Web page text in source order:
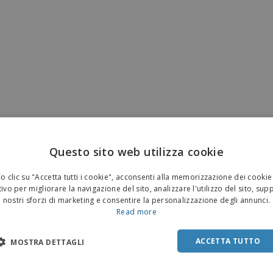
Questo sito web utilizza cookie
clic su "Accetta tutti i cookie", acconsenti alla memorizzazione dei
per migliorare la navigazione del sito, analizzare l'utilizzo del sito,
nostri sforzi di marketing e consentire la personalizzazione degli annunci.
Read more
ACCETTA TUTTO
MOSTRA DETTAGLI